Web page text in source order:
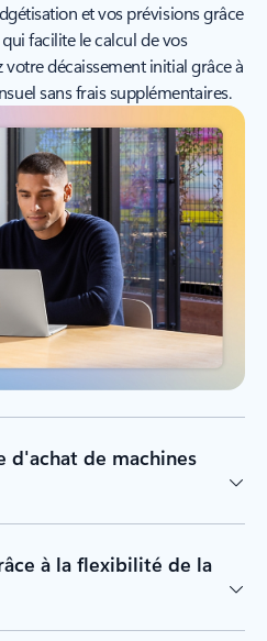
et vos prévisions grâce
facilite le calcul de vos
votre décaissement initial grâce à
sans frais supplémentaires.
d'achat de machines
à la flexibilité de la